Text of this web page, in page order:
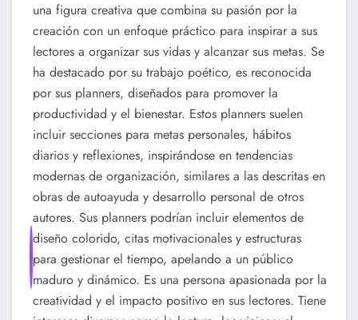
una figura creativa que combina su pasión por la
creación con un enfoque práctico para inspirar a sus
lectores a organizar sus vidas y alcanzar sus metas. Se
ha destacado por su trabajo poético, es reconocida
por sus planners, diseñados para promover la
productividad y el bienestar. Estos planners suelen
incluir secciones para metas personales, hábitos
diarios y reflexiones, inspirándose en tendencias
modernas de organización, similares a las descritas en
obras de autoayuda y desarrollo personal de otros
autores. Sus planners podrían incluir elementos de
diseño colorido, citas motivacionales y estructuras
para gestionar el tiempo, apelando a un público
maduro y dinámico. Es una persona apasionada por la
creatividad y el impacto positivo en sus lectores. Tiene